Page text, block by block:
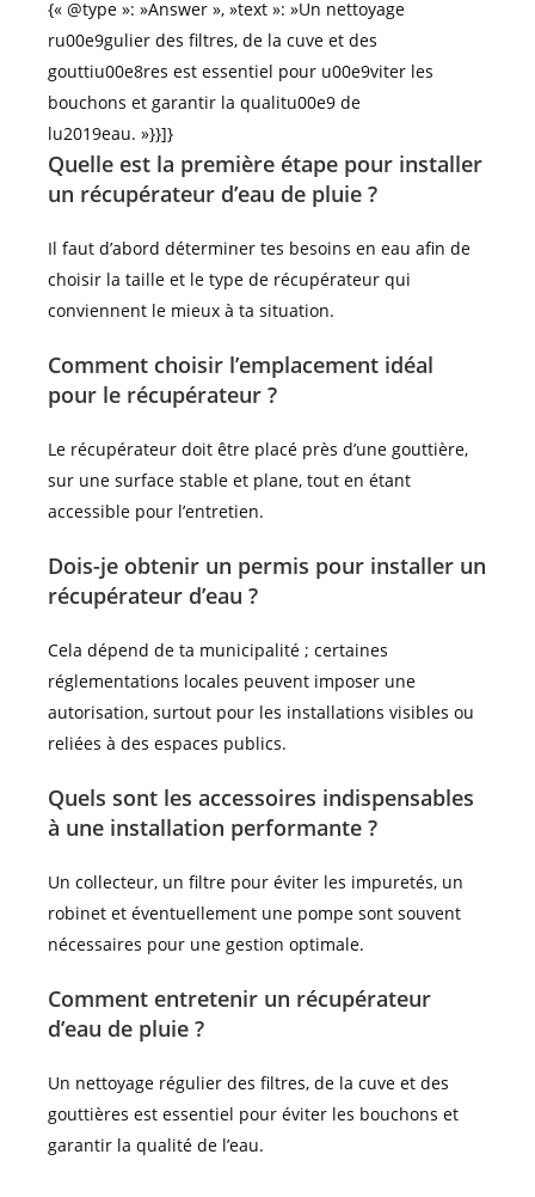
{« @type »: »Answer », »text »: »Un nettoyage
ru00e9gulier des filtres, de la cuve et des
gouttiu00e8res est essentiel pour u00e9viter les
bouchons et garantir la qualitu00e9 de
lu2019eau. »}}]}
Quelle est la première étape pour installer
un récupérateur d’eau de pluie ?
Il faut d’abord déterminer tes besoins en eau afin de
choisir la taille et le type de récupérateur qui
conviennent le mieux à ta situation.
Comment choisir l’emplacement idéal
pour le récupérateur ?
Le récupérateur doit être placé près d’une gouttière,
sur une surface stable et plane, tout en étant
accessible pour l’entretien.
Dois-je obtenir un permis pour installer un
récupérateur d’eau ?
Cela dépend de ta municipalité ; certaines
réglementations locales peuvent imposer une
autorisation, surtout pour les installations visibles ou
reliées à des espaces publics.
Quels sont les accessoires indispensables
à une installation performante ?
Un collecteur, un filtre pour éviter les impuretés, un
robinet et éventuellement une pompe sont souvent
nécessaires pour une gestion optimale.
Comment entretenir un récupérateur
d’eau de pluie ?
Un nettoyage régulier des filtres, de la cuve et des
gouttières est essentiel pour éviter les bouchons et
garantir la qualité de l’eau.